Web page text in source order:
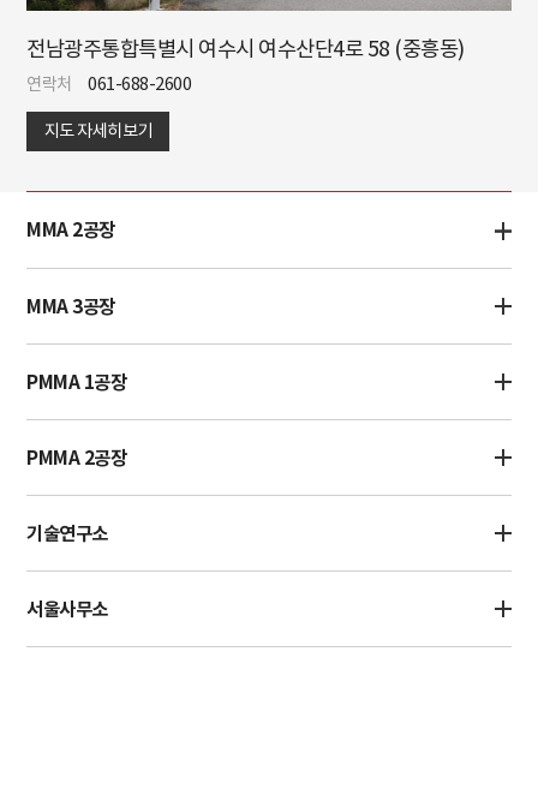
전남광주통합특별시 여수시 여수산단4로 58 (중흥동)
연락처 061-688-2600
지도 자세히보기
MMA 2공장
MMA 3공장
PMMA 1공장
PMMA 2공장
기술연구소
서울사무소